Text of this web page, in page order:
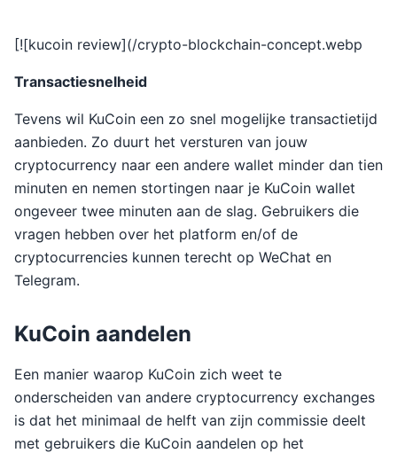
[![kucoin review](/crypto-blockchain-concept.webp
Transactiesnelheid
Tevens wil KuCoin een zo snel mogelijke transactietijd
aanbieden. Zo duurt het versturen van jouw
cryptocurrency naar een andere wallet minder dan tien
minuten en nemen stortingen naar je KuCoin wallet
ongeveer twee minuten aan de slag. Gebruikers die
vragen hebben over het platform en/of de
cryptocurrencies kunnen terecht op WeChat en
Telegram.
KuCoin aandelen
Een manier waarop KuCoin zich weet te
onderscheiden van andere cryptocurrency exchanges
is dat het minimaal de helft van zijn commissie deelt
met gebruikers die KuCoin aandelen op het